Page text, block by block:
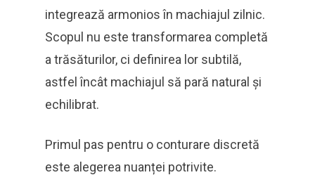
integrează armonios în machiajul zilnic.
Scopul nu este transformarea completă
a trăsăturilor, ci definirea lor subtilă,
astfel încât machiajul să pară natural și
echilibrat.
Primul pas pentru o conturare discretă
este alegerea nuanței potrivite.